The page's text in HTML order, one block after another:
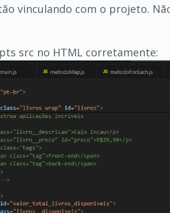
vinculando com o projeto.
src no HTML corretamente: